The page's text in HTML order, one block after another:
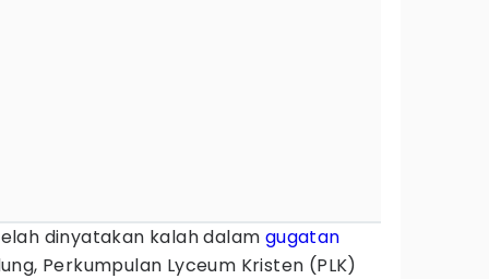
dinyatakan kalah dalam gugatan
Perkumpulan Lyceum Kristen (PLK)